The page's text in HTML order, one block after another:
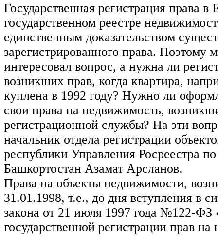
Государственная регистрация права в
государственном реестре
единственным доказательством
зарегистрированного права. Поэтому
интересовал вопрос, а нужна ли
возникших прав, когда квартира,
куплена в 1992 году? Нужно ли
свои права на недвижимость,
регистрационной службы? На эти
начальник отдела регистрации
республики Управления Росреестра
Башкортостан Азамат Арсланов.
Права на объекты недвижимости,
31.01.1998, т.е., до дня вступления в
закона от 21 июля 1997 года №122-ФЗ
государственной регистрации прав